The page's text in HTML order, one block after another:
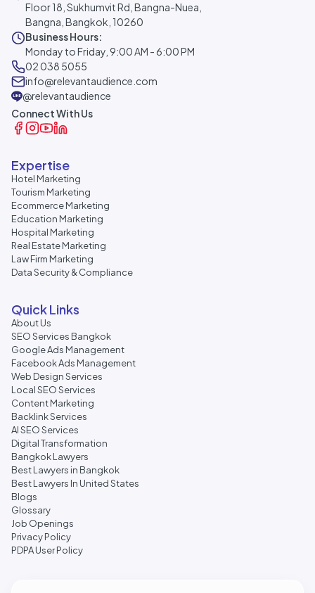
Floor 18, Sukhumvit Rd, Bangna-Nuea,
Bangna, Bangkok, 10260
Business Hours:
Monday to Friday, 9:00 AM - 6:00 PM
02 038 5055
info@relevantaudience.com
@relevantaudience
Connect With Us
Expertise
Hotel Marketing
Tourism Marketing
Ecommerce Marketing
Education Marketing
Hospital Marketing
Real Estate Marketing
Law Firm Marketing
Data Security & Compliance
Quick Links
About Us
SEO Services Bangkok
Google Ads Management
Facebook Ads Management
Web Design Services
Local SEO Services
Content Marketing
Backlink Services
AI SEO Services
Digital Transformation
Bangkok Lawyers
Best Lawyers in Bangkok
Best Lawyers In United States
Blogs
Glossary
Job Openings
Privacy Policy
PDPA User Policy